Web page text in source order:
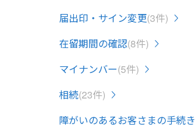
届出印・サイン変更(3件)
在留期間の確認(8件)
マイナンバー(5件)
相続(23件)
障がいのあるお客さまの手続き